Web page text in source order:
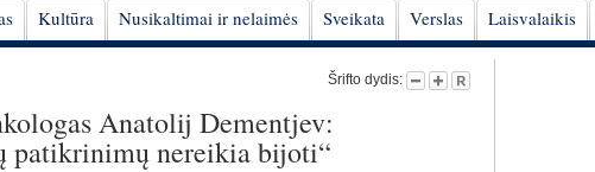
Kultūra Nusikaltimai ir nelaimės Sveikata Verslas Laisvalaikis
Šrifto dydis:
Anatolij Dementjev:
patikrinimų nereikia bijoti“